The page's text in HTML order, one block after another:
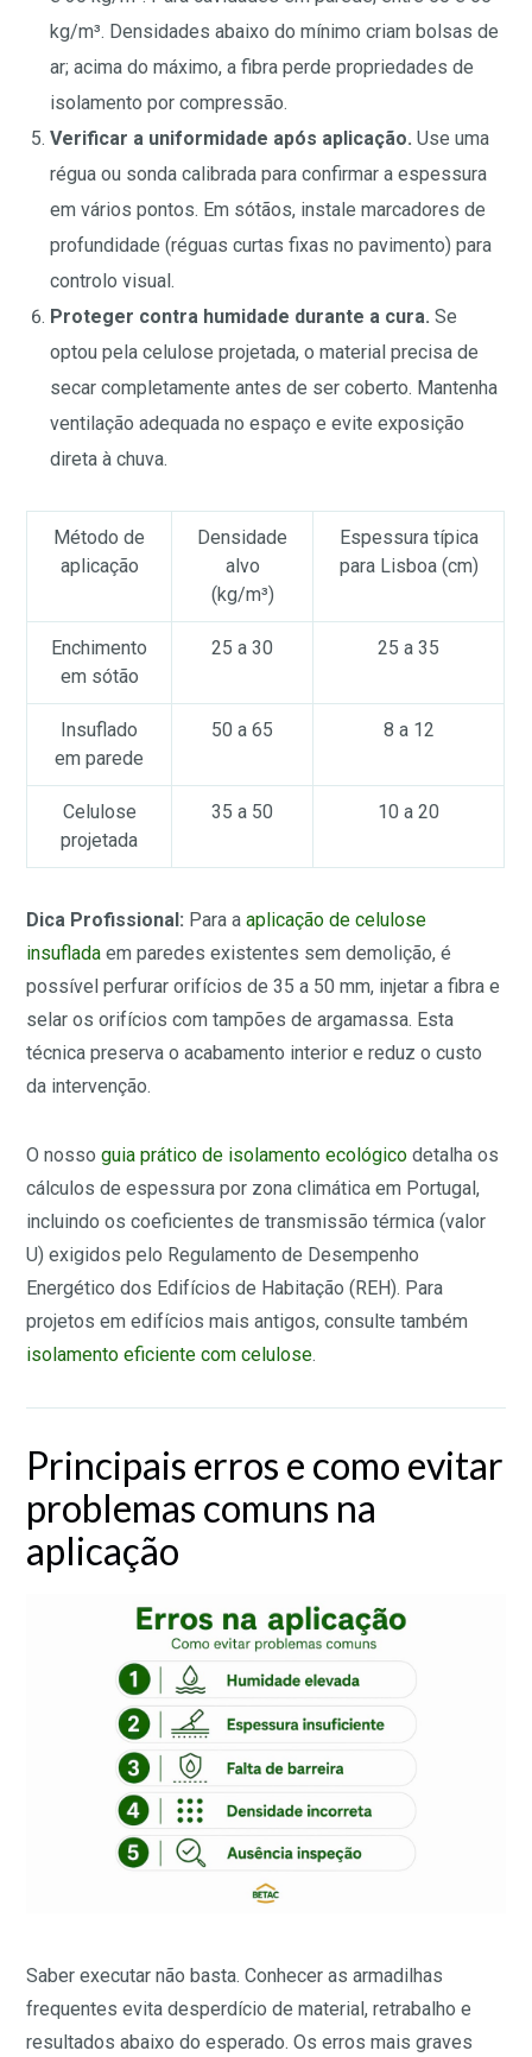
kg/m³. Densidades abaixo do mínimo criam bolsas de
ar; acima do máximo, a fibra perde propriedades de
isolamento por compressão.
Verificar a uniformidade após aplicação. Use uma
régua ou sonda calibrada para confirmar a espessura
em vários pontos. Em sótãos, instale marcadores de
profundidade (réguas curtas fixas no pavimento) para
controlo visual.
Proteger contra humidade durante a cura. Se
optou pela celulose projetada, o material precisa de
secar completamente antes de ser coberto. Mantenha
ventilação adequada no espaço e evite exposição
direta à chuva.
Método de
aplicação
Densidade
alvo
(kg/m³)
Espessura típica
para Lisboa (cm)
Enchimento
em sótão
25 a 30 25 a 35
Insuflado
em parede
50 a 65 8 a 12
Celulose
projetada
35 a 50 10 a 20
Dica Profissional: Para aaplicação de celulose
insuflada em paredes existentes sem demolição, é
possível perfurar orifícios de 35 a 50 mm, injetar a fibra e
selar os orifícios com tampões de argamassa. Esta
técnica preserva o acabamento interior e reduz o custo
da intervenção.
O nossoguia prático de isolamento ecológico detalha os
cálculos de espessura por zona climática em Portugal,
incluindo os coeficientes de transmissão térmica (valor
U) exigidos pelo Regulamento de Desempenho
Energético dos Edifícios de Habitação (REH). Para
projetos em edifícios mais antigos, consulte também
isolamento eficiente com celulose.
Principais erros e como evitar
problemas comuns na
aplicação
Saber executar não basta. Conhecer as armadilhas
frequentes evita desperdício de material, retrabalho e
resultados abaixo do esperado. Os erros mais graves